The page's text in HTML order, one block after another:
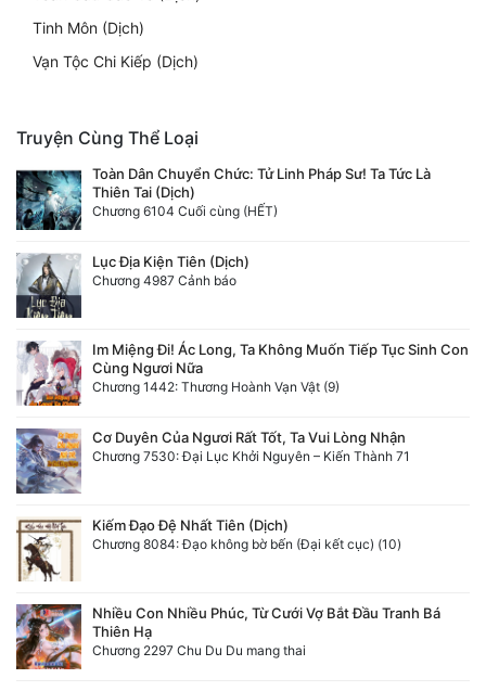
Tinh Môn (Dịch)
Vạn Tộc Chi Kiếp (Dịch)
Truyện Cùng Thể Loại
Toàn Dân Chuyển Chức: Tử Linh Pháp Sư! Ta Tức Là
Thiên Tai (Dịch)
Chương 6104 Cuối cùng (HẾT)
Lục Địa Kiện Tiên (Dịch)
Chương 4987 Cảnh báo
Im Miệng Đi! Ác Long, Ta Không Muốn Tiếp Tục Sinh Con
Cùng Ngươi Nữa
Chương 1442: Thương Hoành Vạn Vật (9)
Cơ Duyên Của Ngươi Rất Tốt, Ta Vui Lòng Nhận
Chương 7530: Đại Lục Khởi Nguyên – Kiến Thành 71
Kiếm Đạo Đệ Nhất Tiên (Dịch)
Chương 8084: Đạo không bờ bến (Đại kết cục) (10)
Nhiều Con Nhiều Phúc, Từ Cưới Vợ Bắt Đầu Tranh Bá
Thiên Hạ
Chương 2297 Chu Du Du mang thai